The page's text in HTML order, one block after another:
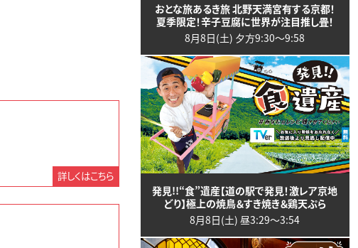
詳しくはこちら
おとな旅あるき旅 北野天満宮有する京都！
夏季限定！辛子豆腐に世界が注目推し畳！
8月8日(土) 夕方9:30〜9:58
発見!!“食”遺産【道の駅で発見！激レア京地
どり】極上の焼鳥＆すき焼き＆鶏天ぷら
8月8日(土) 昼3:29〜3:54